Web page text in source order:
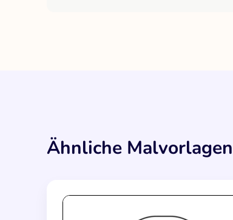
Ähnliche Malvorlagen